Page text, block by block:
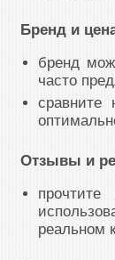
Бренд и
бренд
часто
сравните
Отзывы и
реальном